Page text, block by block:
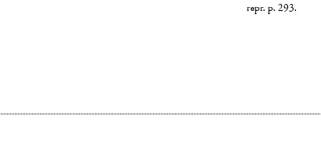
repr. p. 293.